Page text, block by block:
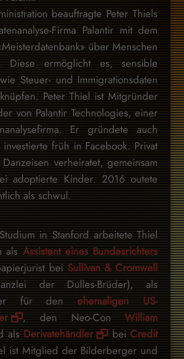
beauftragte Peter Thiels
Firma Palantir mit dem
über Menschen
ermöglicht es, sensible
Steuer- und Immigrationsdaten
Peter Thiel ist Mitgründer
von Palantir Technologies, einer
Er gründete auch
investierte früh in Facebook. Privat
verheiratet, gemeinsam
adoptierte Kinder. 2016 outete
als schwul.
in Stanford arbeitete Thiel
als Assistent eines Bundesrichters
bei Sullivan & Cromwell
der Dulles-Brüder), als
für denehemaligen US-
, den Neo-ConWilliam
als Derivatehändler beiCredit
ist Mitglied der Bilderberger und